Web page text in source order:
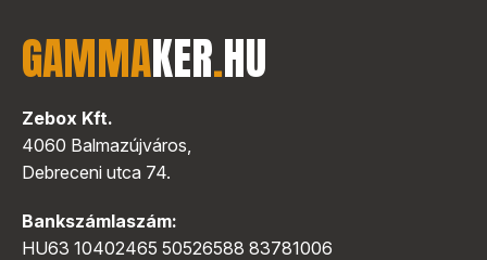
GAMMAKER.HU
Zebox Kft.
4060 Balmazújváros,
Debreceni utca 74.
Bankszámlaszám:
HU63 10402465 50526588 83781006